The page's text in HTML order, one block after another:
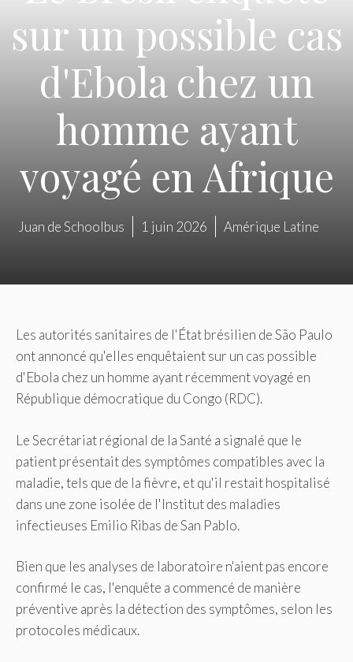
sur un possible cas
d'Ebola chez un
homme ayant
voyagé en Afrique
Juan de Schoolbus 1 juin 2026 Amérique Latine
Les autorités sanitaires de l'État brésilien de São Paulo
ont annoncé qu'elles enquêtaient sur un cas possible
d'Ebola chez un homme ayant récemment voyagé en
République démocratique du Congo (RDC).
Le Secrétariat régional de la Santé a signalé que le
patient présentait des symptômes compatibles avec la
maladie, tels que de la fièvre, et qu'il restait hospitalisé
dans une zone isolée de l'Institut des maladies
infectieuses Emilio Ribas de San Pablo.
Bien que les analyses de laboratoire n'aient pas encore
confirmé le cas, l'enquête a commencé de manière
préventive après la détection des symptômes, selon les
protocoles médicaux.